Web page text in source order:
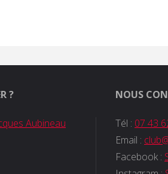
?
Aubineau
NOUS
Tél : 07 43
Email :
Facebook :